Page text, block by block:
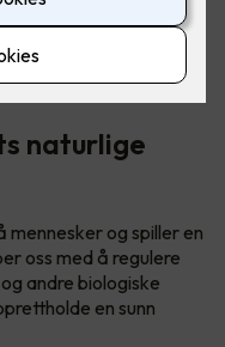
- fra "polar
belysning blir så
naturlige
mennesker og spiller en
oss med å regulere
andre biologiske
en sunn